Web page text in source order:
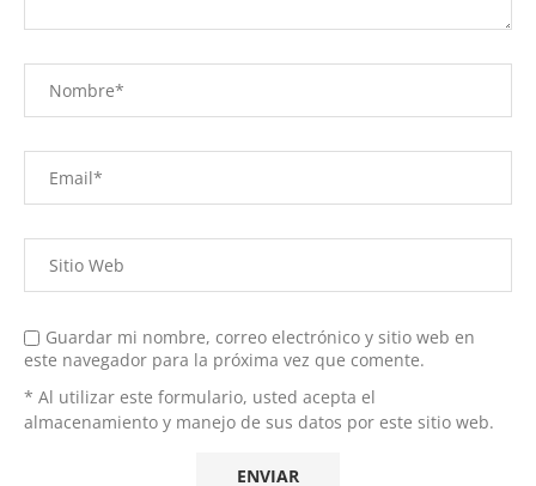
Guardar mi nombre, correo electrónico y sitio web en
este navegador para la próxima vez que comente.
* Al utilizar este formulario, usted acepta el
almacenamiento y manejo de sus datos por este sitio web.